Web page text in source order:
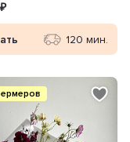
120 мин.